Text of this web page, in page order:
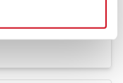
簡體版)